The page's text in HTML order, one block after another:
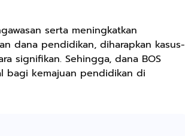
serta meningkatkan
dana pendidikan, diharapkan kasus-
signifikan. Sehingga, dana BOS
bagi kemajuan pendidikan di